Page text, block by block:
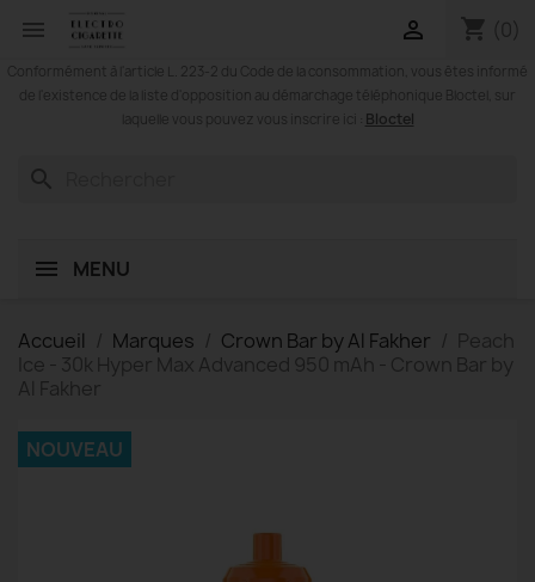
 shopping_cart (0)

Conformément à l'article L. 223-2 du Code de la consommation, vous êtes informé
de l'existence de la liste d'opposition au démarchage téléphonique Bloctel, sur
laquelle vous pouvez vous inscrire ici : Bloctel
search
MENU
Accueil Marques Crown Bar by Al Fakher
Peach
Ice - 30k Hyper Max Advanced 950 mAh - Crown Bar by
Al Fakher
NOUVEAU